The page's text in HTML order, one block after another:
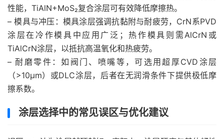
性能，TiAlN+MoS₂复合涂层可有效降低摩擦热。
– 模具与冲压：模具涂层强调抗黏附与耐疲劳，CrN系PVD
涂层在冷作模具中应用广泛；热作模具则需AlCrN或
TiAlCrN涂层，以抵抗高温氧化和热疲劳。
– 耐磨零件：如阀门、喷嘴等，可选用超厚CVD涂层
（>10μm）或DLC涂层，后者在无润滑条件下提供极低摩
擦系数。
涂层选择中的常见误区与优化建议